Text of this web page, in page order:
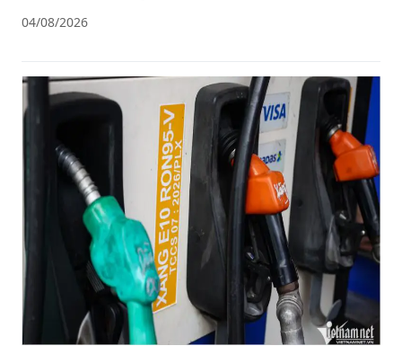
04/08/2026